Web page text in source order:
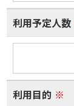
利用予定人数
利用目的 ※